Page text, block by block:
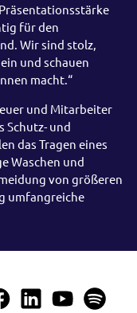
für den
Wir sind stolz,
und schauen
macht.“
und Mitarbeiter
Schutz- und
das Tragen eines
Waschen und
von größeren
umfangreiche